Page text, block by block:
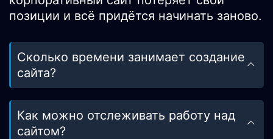
позиции и всё придётся начинать заново.
Сколько времени занимает создание
сайта?
Как можно отслеживать работу над
сайтом?